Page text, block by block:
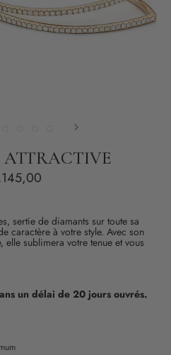
ATTRACTIVE
sertie de diamants sur toute sa
caractère à votre style. Avec son
sublimera votre tenue et vous
un délai de 20 jours ouvrés.